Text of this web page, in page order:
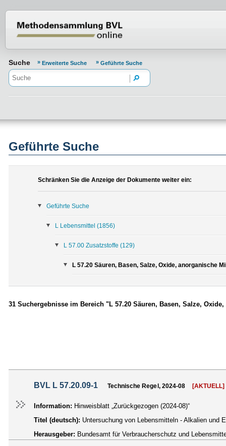
Suche Erweiterte Suche Geführte Suche
Geführte Suche
Schränken Sie die Anzeige der Dokumente weiter ein:
Geführte Suche
L Lebensmittel (1856)
L 57.00 Zusatzstoffe (129)
L 57.20 Säuren, Basen, Salze, Oxide, anorganische
31 Suchergebnisse im Bereich "L 57.20 Säuren, Basen, Salze,
BVL L 57.20.09-1 Technische Regel, 2024-08 [AKTUELL]
Information: Hinweisblatt „Zurückgezogen (2024-08)“
Titel (deutsch): Untersuchung von Lebensmitteln - Alkalien und
Herausgeber: Bundesamt für Verbraucherschutz und